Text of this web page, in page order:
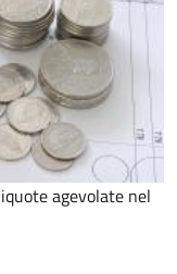
agevolate nel